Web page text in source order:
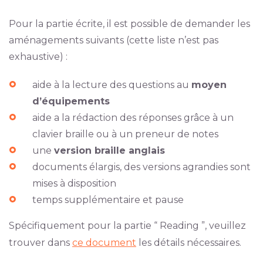
Pour la partie écrite, il est possible de demander les
aménagements suivants (cette liste n’est pas
exhaustive) :
aide à la lecture des questions au moyen
d’équipements
aide a la rédaction des réponses grâce à un
clavier braille ou à un preneur de notes
une version braille anglais
documents élargis, des versions agrandies sont
mises à disposition
temps supplémentaire et pause
Spécifiquement pour la partie “ Reading ”, veuillez
trouver dans ce document les détails nécessaires.